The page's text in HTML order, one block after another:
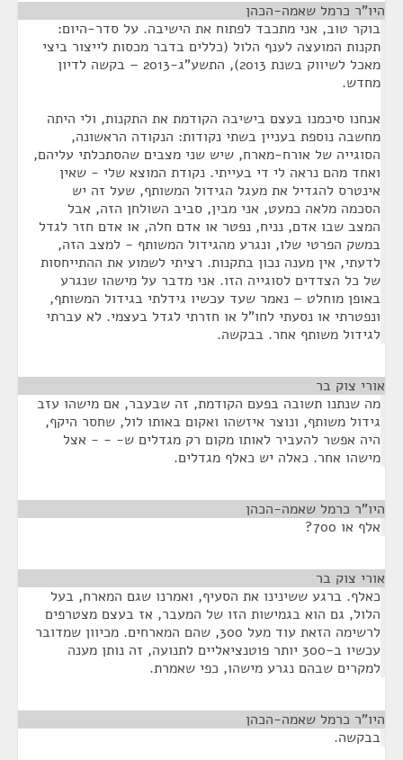
היו"ר כרמל שאמה-הכהן
בוקר טוב, אני מתכבד לפתוח את הישיבה. על סדר-היום:
תקנות המועצה לענף הלול (כללים בדבר מכסות לייצור ביצי
מאכל לשיווק בשנת 2013), התשע"ג-2013 – בקשה לדיון
מחדש.
אנחנו סיכמנו בעצם בישיבה הקודמת את התקנות, ולי היתה
מחשבה נוספת בעניין בשתי נקודות: הנקודה הראשונה,
הסוגייה של אורח-מארח, שיש שני מצבים שהסתכלתי עליהם,
ואחד מהם נראה לי די בעייתי. נקודת המוצא שלי - שאין
אינטרס להגדיל את מעגל הגידול המשותף, שעל זה יש
הסכמה מלאה כמעט, אני מבין, סביב השולחן הזה, אבל
המצב שבו אדם, נניח, נפטר או אדם חלה, או אדם חזר לגדל
במשק הפרטי שלו, ונגרע מהגידול המשותף - למצב הזה,
לדעתי, אין מענה נכון בתקנות. רציתי לשמוע את ההתייחסות
של כל הצדדים לסוגייה הזו. אני מדבר על מישהו שנגרע
באופן מוחלט – נאמר שעד עכשיו גידלתי בגידול המשותף,
ונפטרתי או נסעתי לחו"ל או חזרתי לגדל בעצמי. לא עברתי
לגידול משותף אחר. בבקשה.
אורי צוק בר
מה שנתנו תשובה בפעם הקודמת, זה שבעבר, אם מישהו עזב
גידול משותף, ונוצר איזשהו ואקום באותו לול, שחסר היקף,
היה אפשר להעביר לאותו מקום רק מגדלים ש- - - אצל
מישהו אחר. כאלה יש כאלף מגדלים.
היו"ר כרמל שאמה-הכהן
אלף או 700?
אורי צוק בר
כאלף. ברגע ששינינו את הסעיף, ואמרנו שגם המארח, בעל
הלול, גם הוא בגמישות הזו של המעבר, אז בעצם מצטרפים
לרשימה הזאת עוד מעל 300, שהם המארחים. מכיוון שמדובר
עכשיו ב-300 יותר פוטנציאליים לתנועה, זה נותן מענה
למקרים שבהם נגרע מישהו, כפי שאמרת.
היו"ר כרמל שאמה-הכהן
בבקשה.